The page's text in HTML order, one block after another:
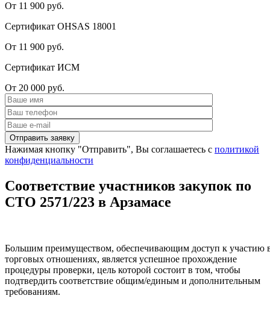
От 11 900 руб.
Сертификат OHSAS 18001
От 11 900 руб.
Сертификат ИСМ
От 20 000 руб.
Нажимая кнопку "Отправить", Вы соглашаетесь с политикой
конфиденциальности
Соответствие участников закупок по
СТО 2571/223 в Арзамасе
Большим преимуществом, обеспечивающим доступ к участию
торговых отношениях, является успешное прохождение
процедуры проверки, цель которой состоит в том, чтобы
подтвердить соответствие общим/единым и дополнительным
требованиям.